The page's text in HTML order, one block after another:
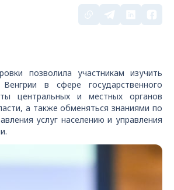
позволила участникам изучить
в сфере государственного
центральных и местных органов
а также обменяться знаниями по
услуг населению и управления